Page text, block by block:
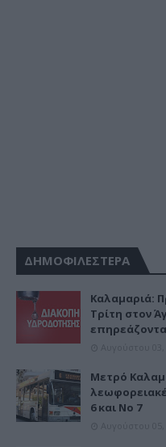
ΔΗΜΟΦΙΛΕΣΤΕΡΑ
Καλαμαριά:
Τρίτη στον
Μετρό
6 και Νο 7